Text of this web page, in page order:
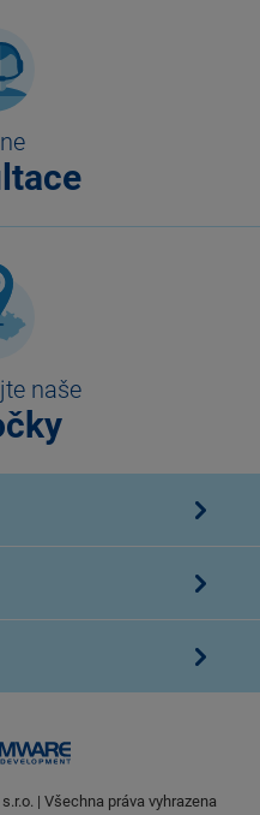
naše
| Všechna práva vyhrazena